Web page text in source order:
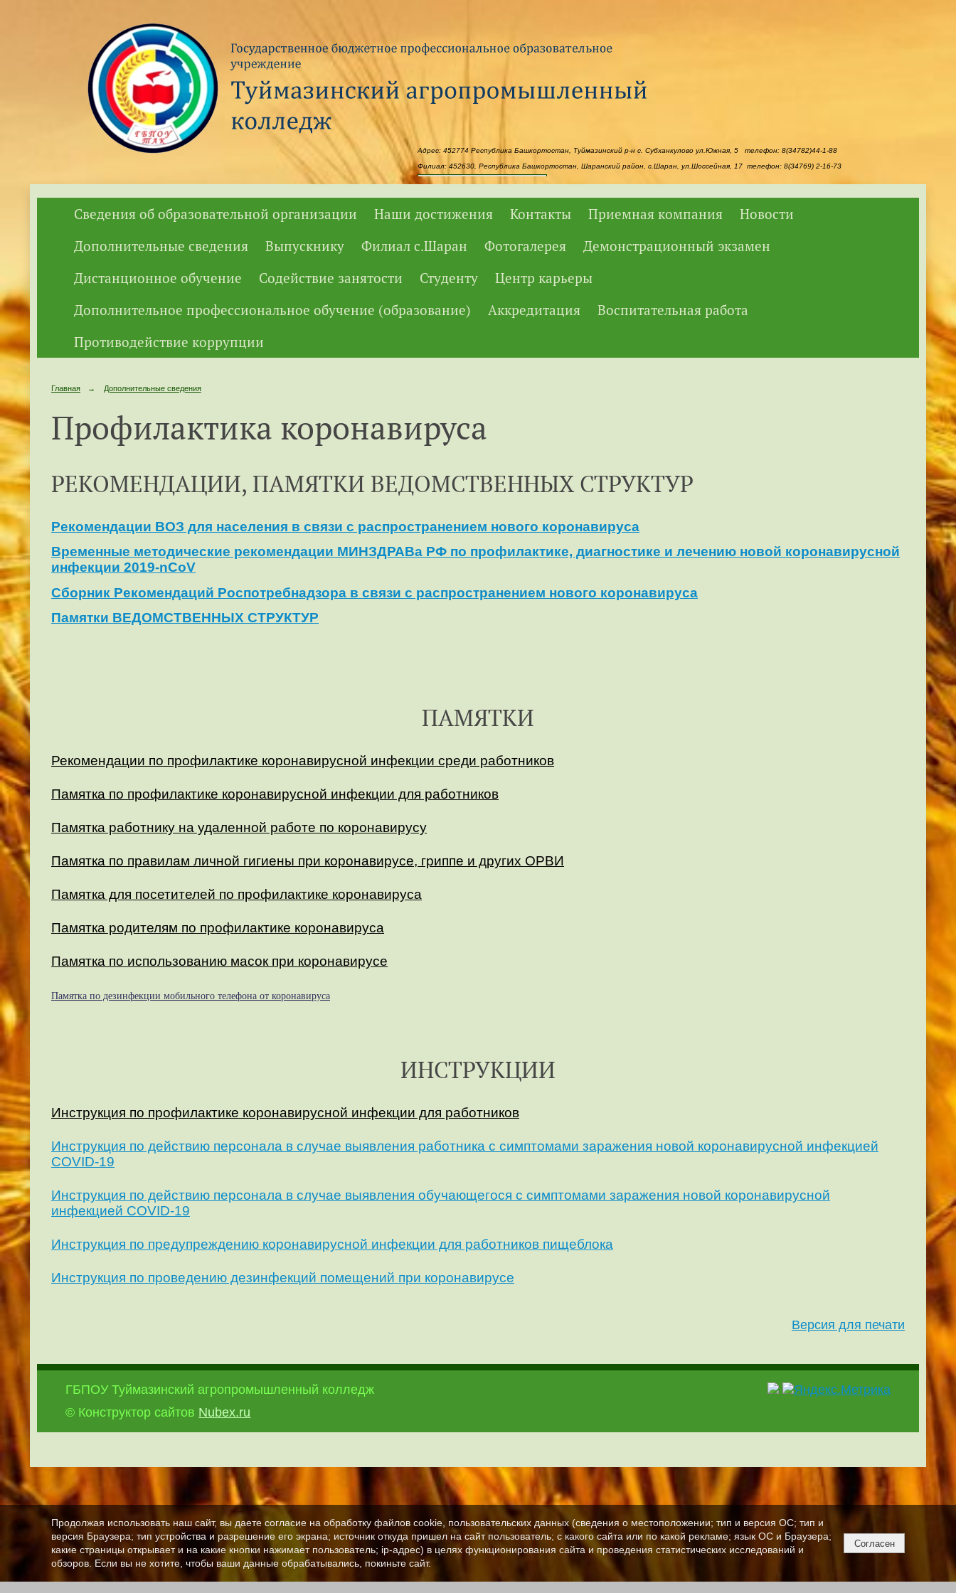
Адрес: 452774 Республика Башкортостан, Туймазинский р-н с. Субханкулово ул.Южная, 5 телефон: 8(34782)44-1-88
Филиал: 452630, Республика Башкортостан, Шаранский район, с.Шаран, ул.Шоссейная, 17 телефон: 8(34769) 2-16-73
Powered by Translate
Сведения об образовательной организации Наши достижения Контакты Приемная компания
Новости
Дополнительные сведения
Выпускнику Филиал с.Шаран Фотогалерея
Демонстрационный экзамен
Дистанционное обучение
Содействие занятости Студенту
Центр карьеры
Дополнительное профессиональное обучение (образование)
Аккредитация
Воспитательная работа
Противодействие коррупции
Главная → Дополнительные сведения
Профилактика коронавируса
РЕКОМЕНДАЦИИ, ПАМЯТКИ ВЕДОМСТВЕННЫХ СТРУКТУР
Рекомендации ВОЗ для населения в связи c распространением нового коронавируса
Временные методические рекомендации МИНЗДРАВа РФ по профилактике, диагностике и лечению новой коронавирусной
инфекции 2019-nCoV
Сборник Рекомендаций Роспотребнадзора в связи c распространением нового коронавируса
Памятки ВЕДОМСТВЕННЫХ СТРУКТУР
ПАМЯТКИ
Рекомендации по профилактике коронавирусной инфекции среди работников
Памятка по профилактике коронавирусной инфекции для работников
Памятка работнику на удаленной работе по коронавирусу
Памятка по правилам личной гигиены при коронавирусе, гриппе и других ОРВИ
Памятка для посетителей по профилактике коронавируса
Памятка родителям по профилактике коронавируса
Памятка по использованию масок при коронавирусе
Памятка по дезинфекции мобильного телефона от коронавируса
ИНСТРУКЦИИ
Инструкция по профилактике коронавирусной инфекции для работников
Инструкция по действию персонала в случае выявления работника с симптомами заражения новой коронавирусной инфекцией
COVID-19
Инструкция по действию персонала в случае выявления обучающегося с симптомами заражения новой коронавирусной
инфекцией COVID-19
Инструкция по предупреждению коронавирусной инфекции для работников пищеблока
Инструкция по проведению дезинфекций помещений при коронавирусе
Версия для печати
ГБПОУ Туймазинский агропромышленный колледж
© Конструктор сайтов Nubex.ru
Продолжая использовать наш сайт, вы даете согласие на обработку файлов cookie, пользовательских данных (сведения о местоположении; тип и версия ОС; тип и
версия Браузера; тип устройства и разрешение его экрана; источник откуда пришел на сайт пользователь; с какого сайта или по какой рекламе; язык ОС и Браузера;
какие страницы открывает и на какие кнопки нажимает пользователь; ip-адрес) в целях функционирования сайта и проведения статистических исследований и
обзоров. Если вы не хотите, чтобы ваши данные обрабатывались, покиньте сайт.
Согласен